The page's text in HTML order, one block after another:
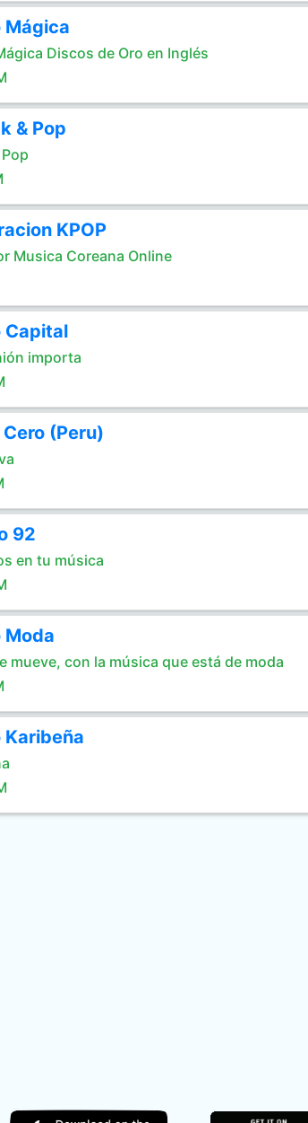
Mágica
Discos de Oro en Inglés
& Pop
KPOP
Musica Coreana Online
Capital
importa
(Peru)
92
en tu música
Moda
mueve, con la música que está de moda
Karibeña